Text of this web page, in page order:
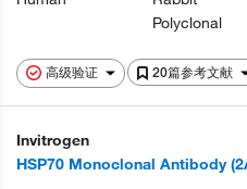
高级验证 20篇参考文献
Polyclonal
Invitrogen
HSP70 Monoclonal Antibody